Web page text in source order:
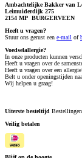
Ambachtelijke Bakker van
Leimuiderdijk 275
2154 MP BURGERVEEN
Heeft u vragen?
Stuur ons gerust een e-mail of
Voedselallergie?
In onze producten kunnen
Heeft u vragen over de
Heeft u vragen over een
Belt u onder openingstijden
Wij helpen u graag!
Uiterste besteltijd
Veilig betalen